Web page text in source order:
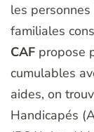
les
familiales
CAF propose
cumulables
aides, on
Handicapés